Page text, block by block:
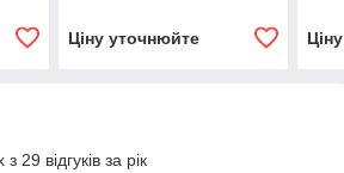
Ціну уточнюйте
29 відгуків за рік